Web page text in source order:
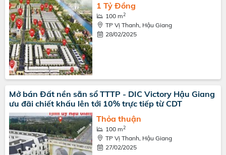
1 Tỷ Đồng
100 m2
TP Vị Thanh, Hậu Giang
28/02/2025
Mở bán Đất nền sẵn sổ TTTP - DIC Victory Hậu Giang
ưu đãi chiết khấu lên tới 10% trực tiếp từ CDT
Thỏa thuận
100 m2
TP Vị Thanh, Hậu Giang
27/02/2025